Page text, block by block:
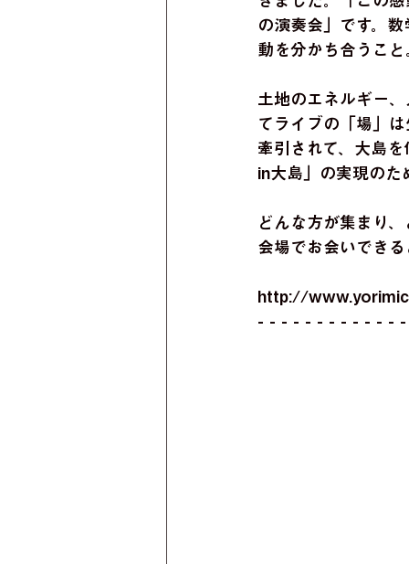
の演奏会」です。
動を分かち合うこ
土地のエネルギー
てライブの「場」
牽引されて、大島
in大島」の実現のた
どんな方が集まり
会場でお会いでき
http://
- - - - - - - - - - - -